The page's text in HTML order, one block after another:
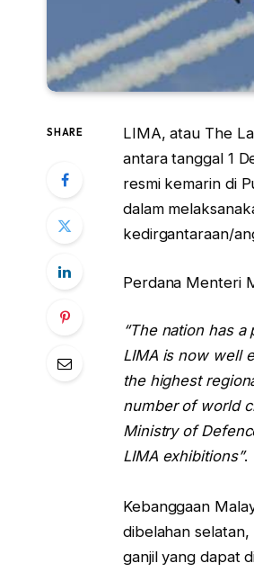
SHARE
LIMA, atau The
antara tanggal 1
resmi kemarin di
dalam
kedirgantaraan/
Perdana Menteri
“The nation has
LIMA is now well
the highest
number of world
Ministry of
LIMA exhibitions”.
Kebanggaan
dibelahan selatan,
ganjil yang dapat